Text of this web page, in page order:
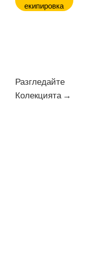
екипировка
Разгледайте
Колекцията →